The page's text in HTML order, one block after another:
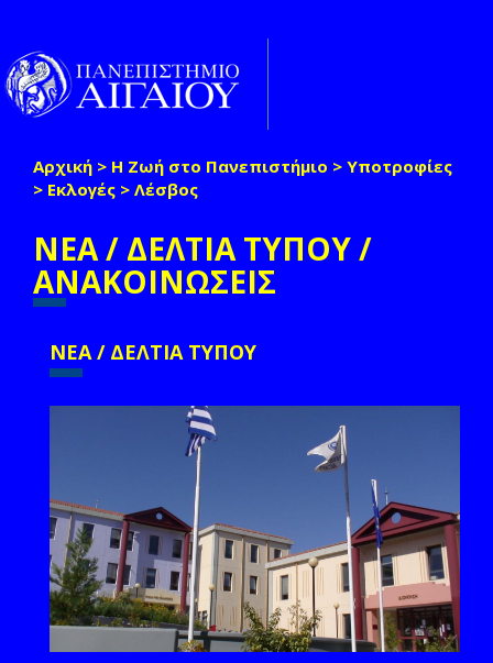
Παράκαμψη προς το κυρίως περιεχόμενο
Είστε εδώ
Αρχική > Η Ζωή στο Πανεπιστήμιο > Υποτροφίες
> Εκλογές > Λέσβος
ΝΕΑ / ΔΕΛΤΙΑ ΤΥΠΟΥ /
ΑΝΑΚΟΙΝΩΣΕΙΣ
ΝΕΑ / ΔΕΛΤΙΑ ΤΥΠΟΥ